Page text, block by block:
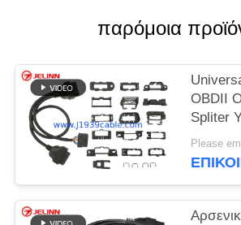
PRIVACYπαρόμοια
OBDII
Spliter
Multi